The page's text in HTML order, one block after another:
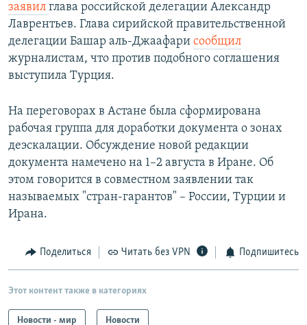
заявил глава российской делегации Александр
Лаврентьев. Глава сирийской правительственной
делегации Башар аль-Джаафари сообщил
журналистам, что против подобного соглашения
выступила Турция.
На переговорах в Астане была сформирована
рабочая группа для доработки документа о зонах
деэскалации. Обсуждение новой редакции
документа намечено на 1–2 августа в Иране. Об
этом говорится в совместном заявлении так
называемых "стран-гарантов" – России, Турции и
Ирана.
Поделиться Читать без VPN Подпишитесь
Этот контент также в категориях
Новости - мир Новости